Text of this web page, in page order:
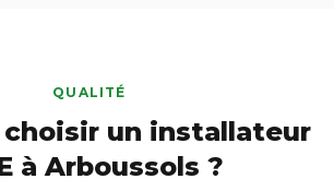
QUALITÉ
choisir un installateur
à Arboussols ?